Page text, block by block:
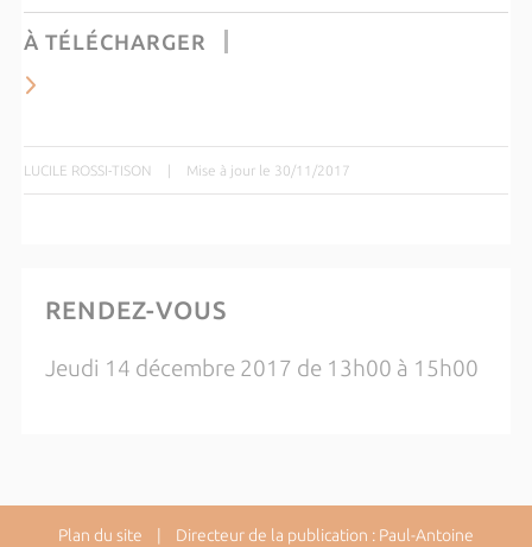
À TÉLÉCHARGER
LUCILE ROSSI-TISON | Mise à jour le 30/11/2017
RENDEZ-VOUS
Jeudi 14 décembre 2017 de 13h00 à 15h00
Plan du site | Directeur de la publication : Paul-Antoine